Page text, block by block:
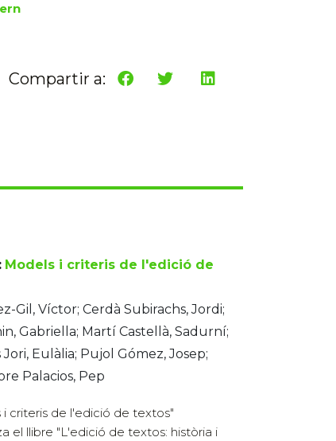
Compartir a:
Models i criteris de l'edició de
Gil, Víctor; Cerdà Subirachs, Jordi;
Gabriella; Martí Castellà, Sadurní;
Jori, Eulàlia; Pujol Gómez, Josep;
Palacios, Pep
i criteris de l'edició de textos"
el llibre "L'edició de textos: història i